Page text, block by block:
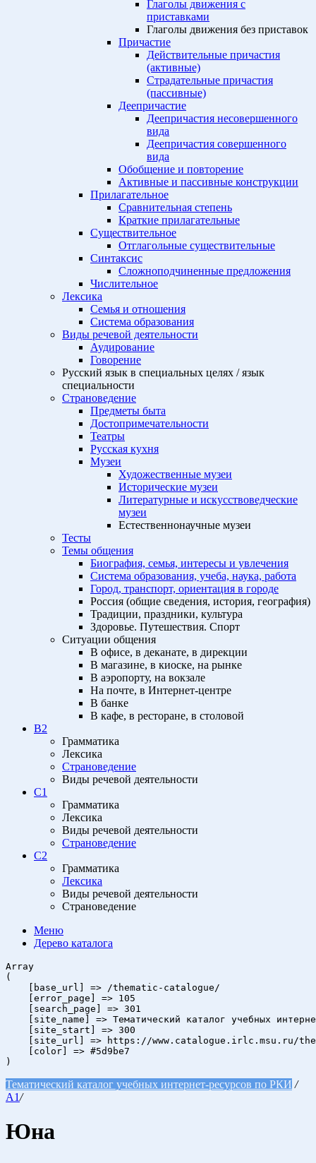
Глаголы движения с
приставками
Глаголы движения без приставок
Причастие
Действительные причастия
(активные)
Страдательные причастия
(пассивные)
Деепричастие
Деепричастия несовершенного
вида
Деепричастия совершенного
вида
Обобщение и повторение
Активные и пассивные конструкции
Прилагательное
Сравнительная степень
Краткие прилагательные
Существительное
Отглагольные существительные
Синтаксис
Сложноподчиненные предложения
Числительное
Лексика
Семья и отношения
Система образования
Виды речевой деятельности
Аудирование
Говорение
Русский язык в специальных целях / язык
специальности
Страноведение
Предметы быта
Достопримечательности
Театры
Русская кухня
Музеи
Художественные музеи
Исторические музеи
Литературные и искусствоведческие
музеи
Естественнонаучные музеи
Тесты
Темы общения
Биография, семья, интересы и увлечения
Система образования, учеба, наука, работа
Город, транспорт, ориентация в городе
Россия (общие сведения, история, география)
Традиции, праздники, культура
Здоровье. Путешествия. Спорт
Ситуации общения
В офисе, в деканате, в дирекции
В магазине, в киоске, на рынке
В аэропорту, на вокзале
На почте, в Интернет-центре
В банке
В кафе, в ресторане, в столовой
B2
Грамматика
Лексика
Страноведение
Виды речевой деятельности
C1
Грамматика
Лексика
Виды речевой деятельности
Страноведение
C2
Грамматика
Лексика
Виды речевой деятельности
Страноведение
Меню
Дерево каталога
Array
(
    [base_url] => /thematic-catalogue/
    [error_page] => 105
    [search_page] => 301
[site_name] => Тематический каталог учебных
    [site_start] => 300
[site_url] => https://www.catalogue.irlc.msu.ru/
    [color] => #5d9be7
Тематический каталог учебных интернет-ресурсов по РКИ /
A1/
Юна